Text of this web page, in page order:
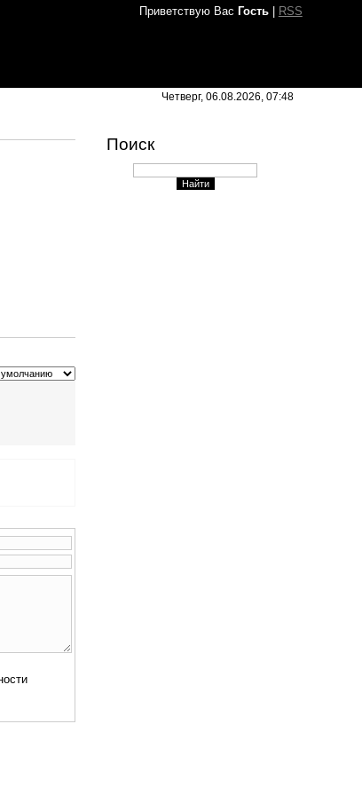
Приветствую Вас Гость| RSS
Четверг, 06.08.2026, 07:48
Поиск